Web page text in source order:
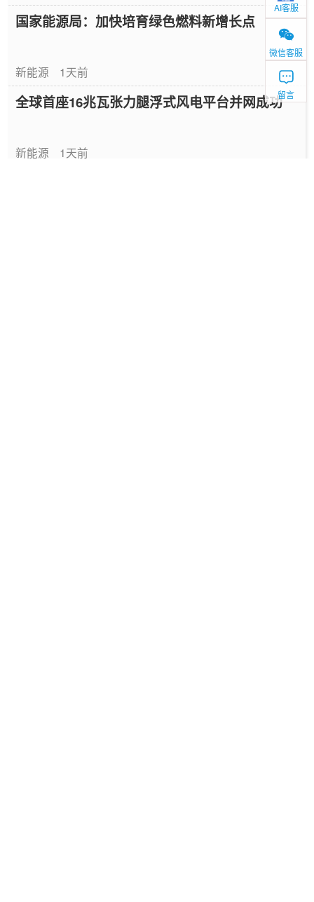
国家能源局：加快培育绿色燃料新增长点
新能源 1天前
全球首座16兆瓦张力腿浮式风电平台并网成功
新能源 1天前
AI客服
微信客服
留言